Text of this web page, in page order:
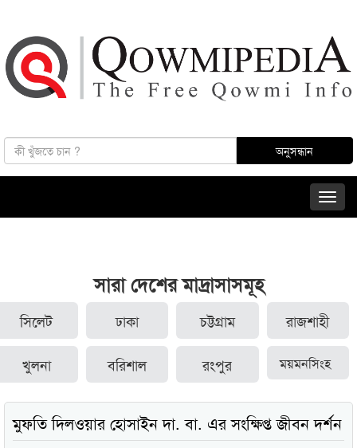
সারা দেশের মাদ্রাসাসমূহ
সিলেট ঢাকা চট্টগ্রাম রাজশাহী
খুলনা বরিশাল রংপুর ময়মনসিংহ
মুফতি দিলওয়ার হোসাইন দা. বা. এর সংক্ষিপ্ত জীবন দর্শন